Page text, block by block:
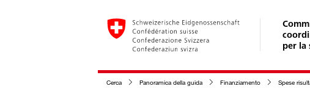
per la
Cerca Panoramica della guida Finanziamento Spese risultanti dalla prevenzione